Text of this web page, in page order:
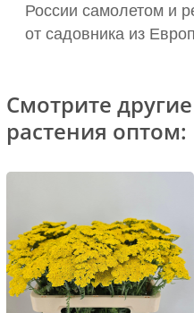
России самолетом и
от садовника из
Смотрите
растения оптом: